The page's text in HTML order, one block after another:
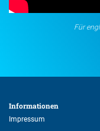
Für
Informationen
Impressum